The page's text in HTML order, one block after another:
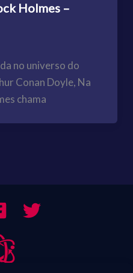
Holmes –
no universo do
Conan Doyle, Na
chama